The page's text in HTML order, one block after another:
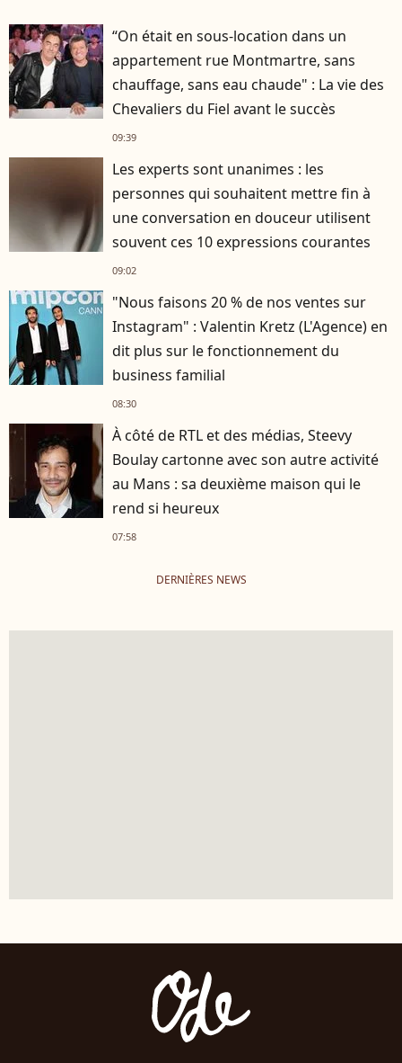
“On était en sous-location dans un
appartement rue Montmartre, sans
chauffage, sans eau chaude" : La vie des
Chevaliers du Fiel avant le succès
09:39
Les experts sont unanimes : les
personnes qui souhaitent mettre fin à
une conversation en douceur utilisent
souvent ces 10 expressions courantes
09:02
"Nous faisons 20 % de nos ventes sur
Instagram" : Valentin Kretz (L'Agence) en
dit plus sur le fonctionnement du
business familial
08:30
À côté de RTL et des médias, Steevy
Boulay cartonne avec son autre activité
au Mans : sa deuxième maison qui le
rend si heureux
07:58
DERNIÈRES NEWS